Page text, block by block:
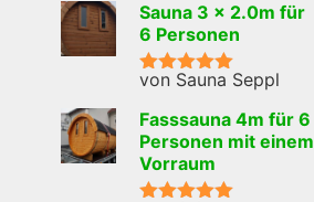
Sauna 3 x 2.0m für
6 Personen
Bewertet mit
von Sauna Seppl
Fasssauna 4m für 6
Personen mit einem
Vorraum